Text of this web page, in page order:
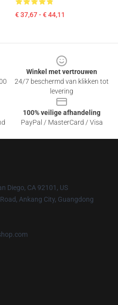
€ 37,67 - € 44,11
Winkel met vertrouwen
24/7 beschermd van klikken tot
levering
100% veilige afhandeling
PayPal / MasterCard / Visa
Diego, CA 92101, US
Ankang City, Guangdong